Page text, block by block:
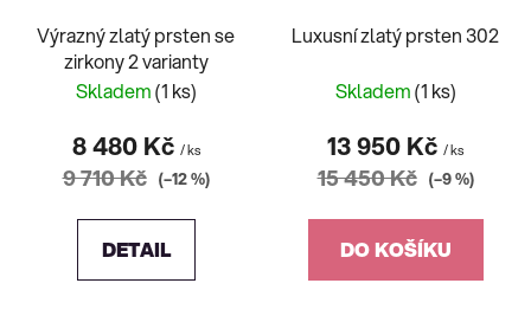
Výrazný zlatý prsten se
zirkony 2 varianty
Skladem(1 ks)
8 480 Kč / ks
9 710 Kč (–12 %)
DETAIL
Luxusní zlatý prsten 302
Skladem(1 ks)
13 950 Kč / ks
15 450 Kč (–9 %)
DO KOŠÍKU